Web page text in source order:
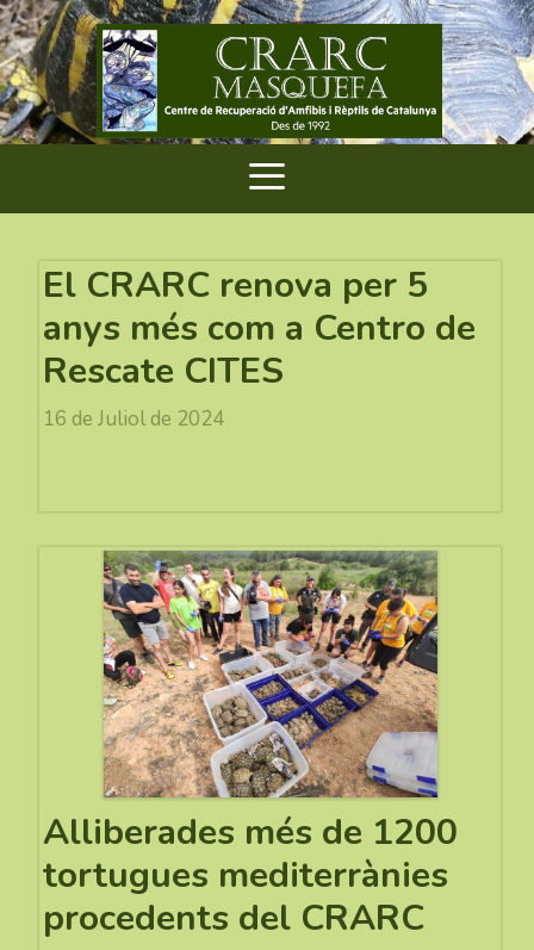
El CRARC renova per 5
anys més com a Centro de
Rescate CITES
16 de Juliol de 2024
Alliberades més de 1200
tortugues mediterrànies
procedents del CRARC